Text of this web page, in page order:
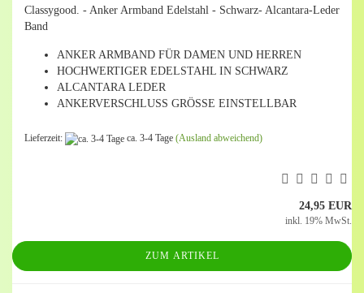
Classygood. - Anker Armband Edelstahl - Schwarz- Alcantara-Leder
Band
ANKER ARMBAND FÜR DAMEN UND HERREN
HOCHWERTIGER EDELSTAHL IN SCHWARZ
ALCANTARA LEDER
ANKERVERSCHLUSS GRÖSSE EINSTELLBAR
Lieferzeit: ca. 3-4 Tage (Ausland abweichend)
24,95 EUR
inkl. 19% MwSt.
ZUM ARTIKEL